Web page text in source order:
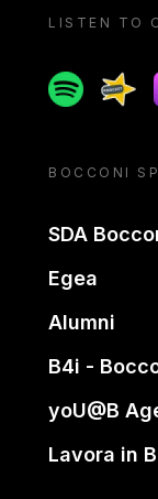
LISTEN TO
Spotify
BOCCONI
SDA
Egea
Alumni
B4i -
yoU@B
Lavora in